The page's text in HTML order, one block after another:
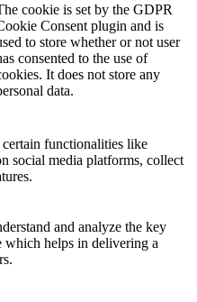
cookie is set by the GDPR
Consent plugin and is
to store whether or not user
consented to the use of
It does not store any
data.
functionalities like
social media platforms, collect
and analyze the key
which helps in delivering a